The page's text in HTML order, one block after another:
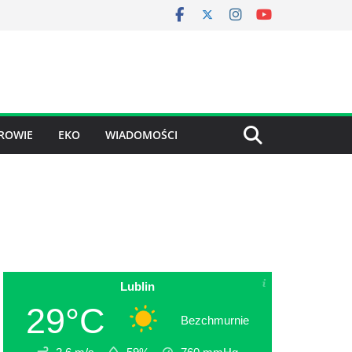
EKO WIADOMOŚCI
Lublin
29°C Bezchmurnie